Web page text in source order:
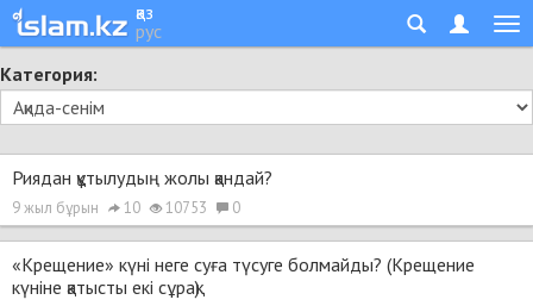
қаз
рус
Категория:
Риядан құтылудың жолы қандай?
9 жыл бұрын 10 10753 0
«Крещение» күні неге суға түсуге болмайды? (Крещение
күніне қатысты екі сұрақ)